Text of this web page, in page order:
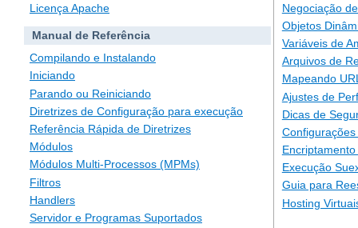
Licença Apache
Manual de Referência
Compilando e Instalando
Iniciando
Parando ou Reiniciando
Diretrizes de Configuração para execução
Referência Rápida de Diretrizes
Módulos
Módulos Multi-Processos (MPMs)
Filtros
Handlers
Servidor e Programas Suportados
Negociação
Objetos
Variáveis de
Arquivos de
Mapeando
Ajustes de
Dicas de
Execução
Guia para
Hosting